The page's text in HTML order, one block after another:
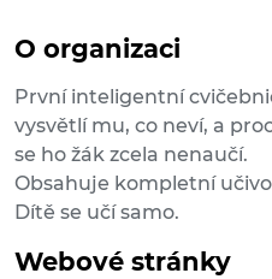
O organizaci
První inteligentní
vysvětlí mu, co neví, a
se ho žák zcela nenaučí.
Obsahuje kompletní
Dítě se učí samo.
Webové stránky